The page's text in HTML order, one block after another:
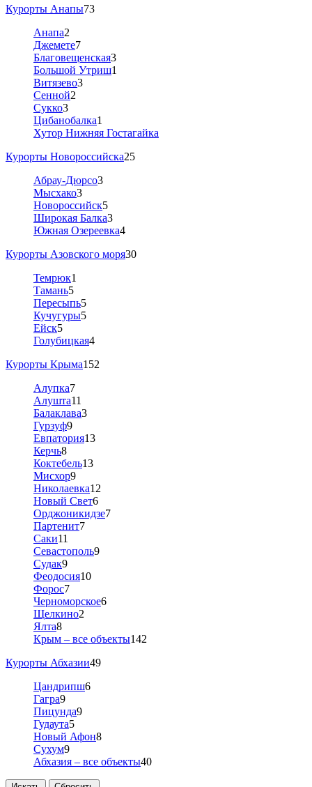
Курорты Анапы73
Анапа2
Джемете7
Благовещенская3
Большой Утриш1
Витязево3
Сенной2
Сукко3
Цибанобалка1
Хутор Нижняя Гостагайка
Курорты Новороссийска25
Абрау-Дюрсо3
Мысхако3
Новороссийск5
Широкая Балка3
Южная Озереевка4
Курорты Азовского моря30
Темрюк1
Тамань5
Пересыпь5
Кучугуры5
Ейск5
Голубицкая4
Курорты Крыма152
Алупка7
Алушта11
Балаклава3
Гурзуф9
Евпатория13
Керчь8
Коктебель13
Мисхор9
Николаевка12
Новый Свет6
Орджоникидзе7
Партенит7
Саки11
Севастополь9
Судак9
Феодосия10
Форос7
Черноморское6
Щелкино2
Ялта8
Крым – все объекты142
Курорты Абхазии49
Цандрипш6
Гагра9
Пицунда9
Гудаута5
Новый Афон8
Сухум9
Абхазия – все объекты40